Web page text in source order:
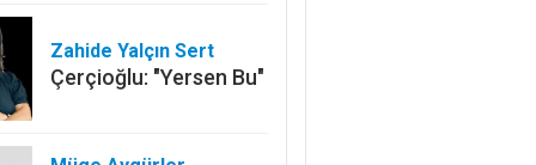
Zahide Yalçın Sert
Çerçioğlu: "Yersen Bu"